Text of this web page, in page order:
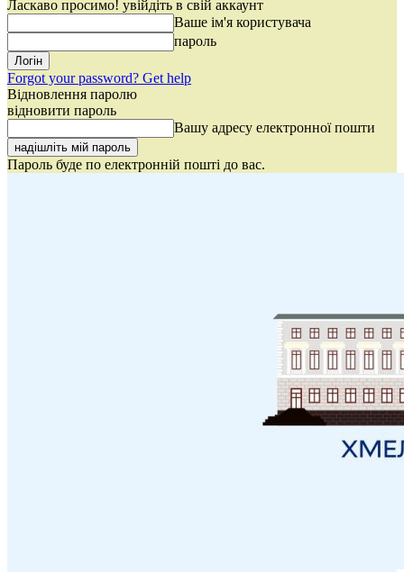
Ласкаво просимо! увійдіть в свій аккаунт
Ваше ім'я користувача
пароль
Forgot your password? Get help
Відновлення паролю
відновити пароль
Вашу адресу електронної пошти
Пароль буде по електронній пошті до вас.